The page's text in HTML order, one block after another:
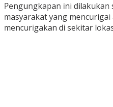
Pengungkapan ini dilakukan
masyarakat yang
mencurigakan di sekitar